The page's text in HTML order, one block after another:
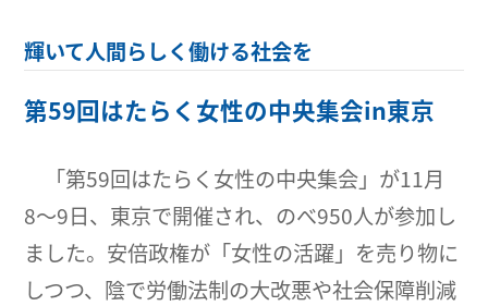
輝いて人間らしく働ける社会を
第59回はたらく女性の中央集会in東京
「第59回はたらく女性の中央集会」が11月
8〜9日、東京で開催され、のべ950人が参加し
ました。安倍政権が「女性の活躍」を売り物に
しつつ、陰で労働法制の大改悪や社会保障削減